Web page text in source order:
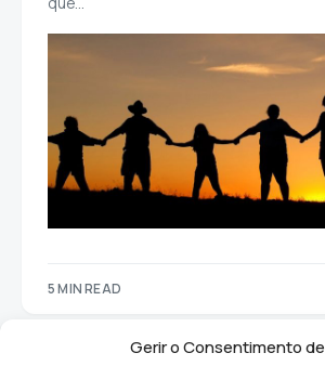
Gerir o Consentimento de
5 MIN READ